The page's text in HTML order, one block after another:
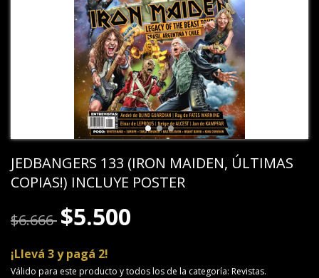
JEDBANGERS 133 (IRON MAIDEN, ÚLTIMAS
COPIAS!) INCLUYE POSTER
$6.666 $5.500
¡Llevá 3 y pagá 2!
Válido para este producto y todos los de la categoría: Revistas.